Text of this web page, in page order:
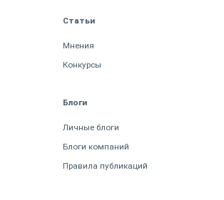
Статьи
Мнения
Конкурсы
Блоги
Личные блоги
Блоги компаний
Правила публикаций